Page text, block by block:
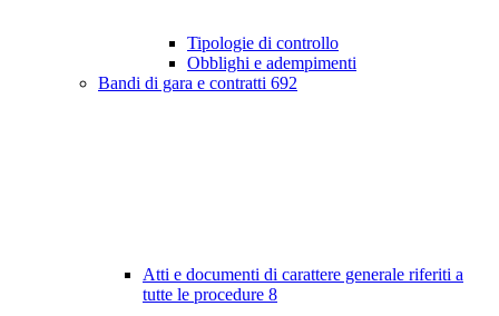
Tipologie di controllo
Obblighi e adempimenti
Bandi di gara e contratti 692
Atti e documenti di carattere generale riferiti a
tutte le procedure 8